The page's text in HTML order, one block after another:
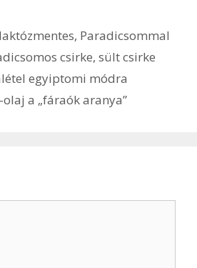
laktózmentes, Paradicsommal
csirke, sült csirke
egyiptomi módra
a „fáraók aranya”